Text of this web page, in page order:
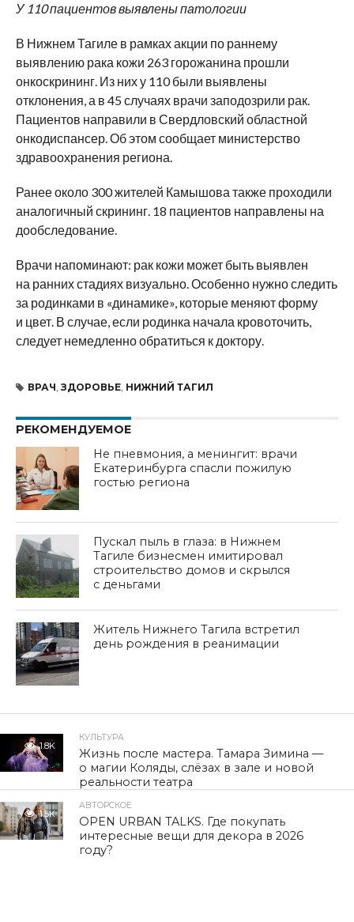
У 110 пациентов выявлены патологии
В Нижнем Тагиле в рамках акции по раннему
выявлению рака кожи 263 горожанина прошли
онкоскрининг. Из них у 110 были выявлены
отклонения, а в 45 случаях врачи заподозрили рак.
Пациентов направили в Свердловский областной
онкодиспансер. Об этом сообщает министерство
здравоохранения региона.
Ранее около 300 жителей Камышова также проходили
аналогичный скрининг. 18 пациентов направлены на
дообследование.
Врачи напоминают: рак кожи может быть выявлен
на ранних стадиях визуально. Особенно нужно следить
за родинками в «динамике», которые меняют форму
и цвет. В случае, если родинка начала кровоточить,
следует немедленно обратиться к доктору.
ВРАЧ, ЗДОРОВЬЕ, НИЖНИЙ ТАГИЛ
РЕКОМЕНДУЕМОЕ
Не пневмония, а менингит: врачи
Екатеринбурга спасли пожилую
гостью региона
Пускал пыль в глаза: в Нижнем
Тагиле бизнесмен имитировал
строительство домов и скрылся
с деньгами
Житель Нижнего Тагила встретил
день рождения в реанимации
1.8K
КУЛЬТУРА
Жизнь после мастера. Тамара Зимина —
о магии Коляды, слёзах в зале и новой
реальности театра
1.5K
АВТОРСКОЕ
OPEN URBAN TALKS. Где покупать
интересные вещи для декора в 2026
году?